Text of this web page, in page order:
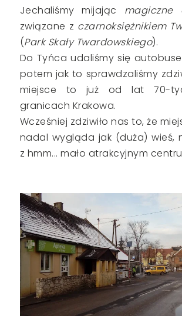
Jechaliśmy mijając magiczne
związane z czarnoksiężnikiem
(Park Skały Twardowskiego).
Do Tyńca udaliśmy się
potem jak to sprawdzaliśmy
miejsce to już od lat 70-
granicach Krakowa.
Wcześniej zdziwiło nas to, że
nadal wygląda jak (duża) wieś,
z hmm... mało atrakcyjnym